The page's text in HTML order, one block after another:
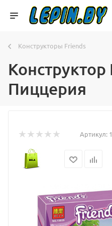
Конструкторы Friends
Конструктор
Пиццерия
Артикул: